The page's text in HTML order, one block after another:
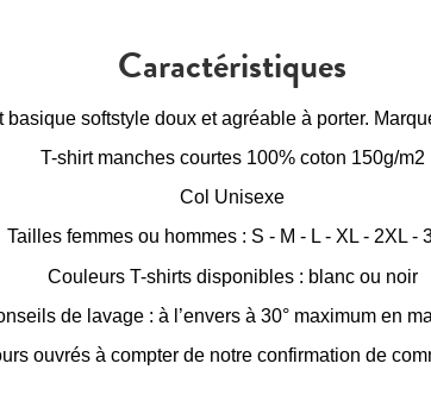
Caractéristiques
basique softstyle doux et agréable à porter.
T-shirt manches courtes 100% coton 150g/m2
Col Unisexe
Tailles femmes ou hommes : S - M - L - XL - 2XL -
Couleurs T-shirts disponibles : blanc ou noir
de lavage : à l’envers à 30° maximum en
ouvrés à compter de notre confirmation de